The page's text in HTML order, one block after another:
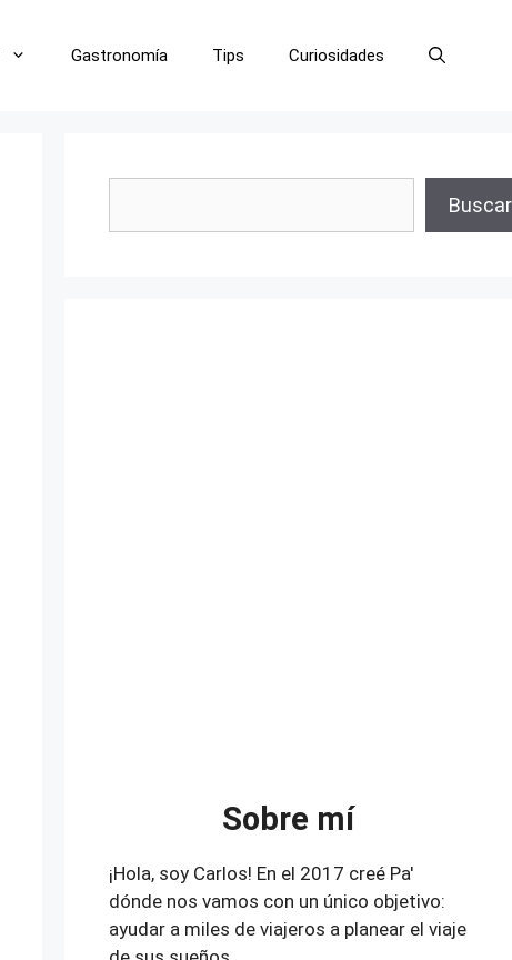
Gastronomía Tips Curiosidades
Buscar
Sobre mí
¡Hola, soy Carlos! En el 2017 creé Pa'
dónde nos vamos con un único objetivo:
ayudar a miles de viajeros a planear el viaje